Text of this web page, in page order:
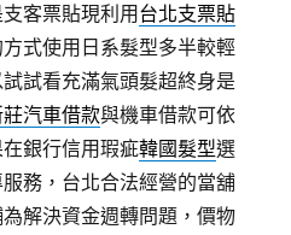
客票貼現利用 台北支票貼
式使用日系髮型多半較輕
試看充滿氣頭髮超終身是
莊汽車借款與機車借款可依
銀行信用瑕疵韓國髮型選
務，台北合法經營的當舖
解決資金週轉問題，價物